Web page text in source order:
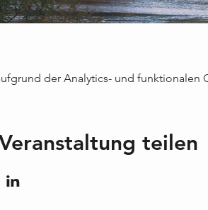
der Analytics- und funktionalen
teilen